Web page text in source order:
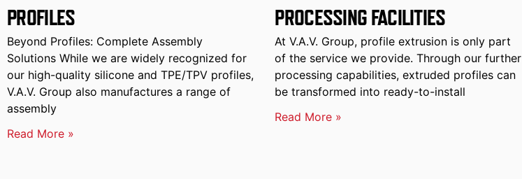
PROFILES
Beyond Profiles: Complete Assembly
Solutions While we are widely recognized for
our high-quality silicone and TPE/TPV profiles,
V.A.V. Group also manufactures a range of
assembly
Read More »
PROCESSING FACILITIES
At V.A.V. Group, profile extrusion is only part
of the service we provide. Through our further
processing capabilities, extruded profiles can
be transformed into ready-to-install
Read More »